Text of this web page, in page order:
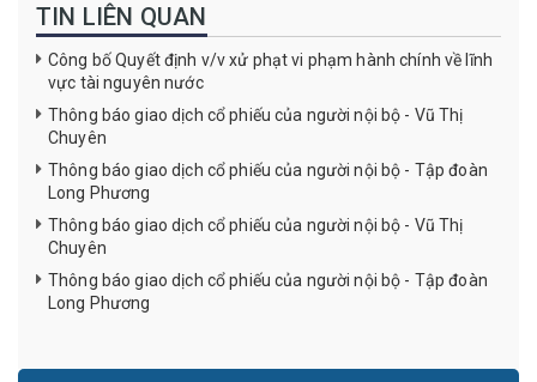
TIN LIÊN QUAN
Công bố Quyết định v/v xử phạt vi phạm hành chính về lĩnh
vực tài nguyên nước
Thông báo giao dịch cổ phiếu của người nội bộ - Vũ Thị
Chuyên
Thông báo giao dịch cổ phiếu của người nội bộ - Tập đoàn
Long Phương
Thông báo giao dịch cổ phiếu của người nội bộ - Vũ Thị
Chuyên
Thông báo giao dịch cổ phiếu của người nội bộ - Tập đoàn
Long Phương